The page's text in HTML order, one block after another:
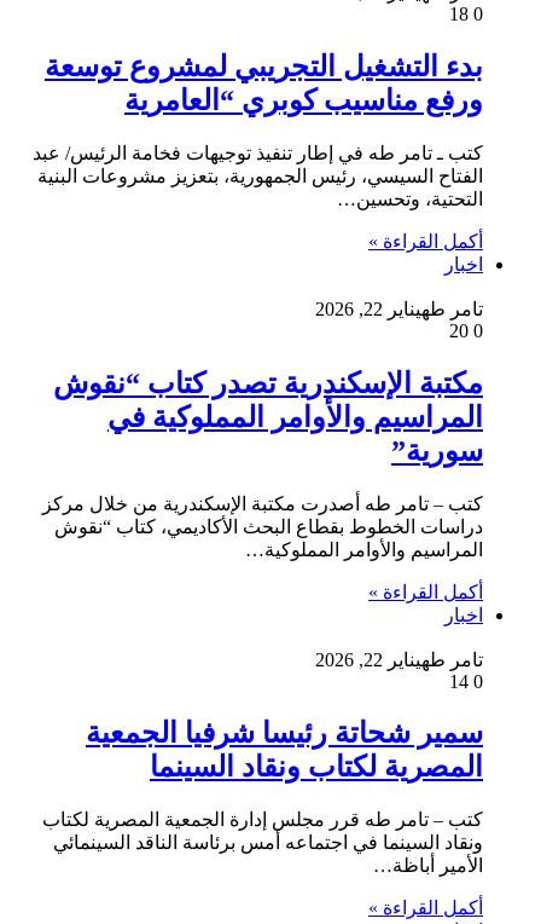
0
بدء التشغيل التجريبي لمشروع توسعة
ورفع مناسيب كوبري “العامرية
كتب ـ تامر طه ​في إطار تنفيذ توجيهات فخامة الرئيس/ عبد
الفتاح السيسي، رئيس الجمهورية، بتعزيز مشروعات البنية
التحتية، وتحسين…
أكمل القراءة »
اخبار
تامر طهيناير 22, 2026
0
مكتبة الإسكندرية تصدر كتاب “نقوش
المراسيم والأوامر المملوكية في
سورية”
كتب – تامر طه أصدرت مكتبة الإسكندرية من خلال مركز
دراسات الخطوط بقطاع البحث الأكاديمي، كتاب “نقوش
المراسيم والأوامر المملوكية…
أكمل القراءة »
اخبار
تامر طهيناير 22, 2026
0
سمير شحاتة رئيسا شرفيا الجمعية
المصرية لكتاب ونقاد السينما
كتب – تامر طه قرر مجلس إدارة الجمعية المصرية لكتاب
ونقاد السينما في اجتماعه أمس برئاسة الناقد السينمائي
الأمير أباظة…
أكمل القراءة »